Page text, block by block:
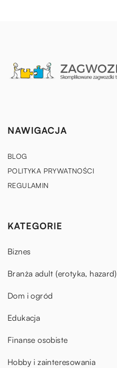
NAWIGACJA
BLOG
POLITYKA PRYWATNOŚCI
REGULAMIN
KATEGORIE
Biznes
Branża adult (erotyka, hazard)
Dom i ogród
Edukacja
Finanse osobiste
Hobby i zainteresowania